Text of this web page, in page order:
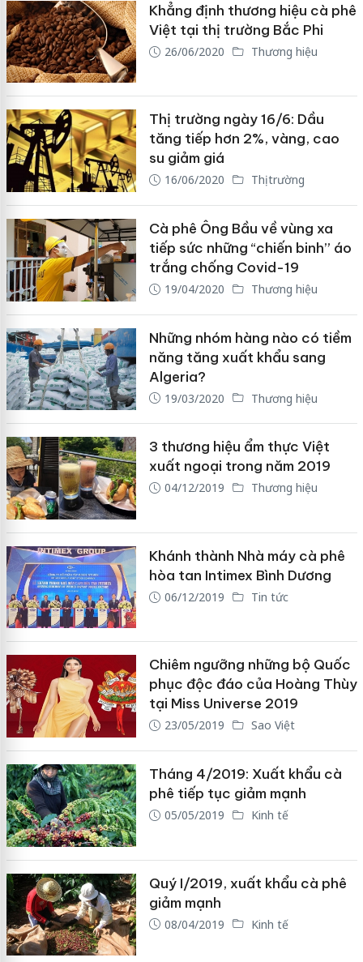
Khẳng định thương hiệu cà phê
Việt tại thị trường Bắc Phi
26/06/2020 Thương hiệu
Thị trường ngày 16/6: Dầu
tăng tiếp hơn 2%, vàng, cao
su giảm giá
16/06/2020 Thị trường
Cà phê Ông Bầu về vùng xa
tiếp sức những “chiến binh” áo
trắng chống Covid-19
19/04/2020 Thương hiệu
Những nhóm hàng nào có tiềm
năng tăng xuất khẩu sang
Algeria?
19/03/2020 Thương hiệu
3 thương hiệu ẩm thực Việt
xuất ngoại trong năm 2019
04/12/2019 Thương hiệu
Khánh thành Nhà máy cà phê
hòa tan Intimex Bình Dương
06/12/2019 Tin tức
Chiêm ngưỡng những bộ Quốc
phục độc đáo của Hoàng Thùy
tại Miss Universe 2019
23/05/2019 Sao Việt
Tháng 4/2019: Xuất khẩu cà
phê tiếp tục giảm mạnh
05/05/2019 Kinh tế
Quý I/2019, xuất khẩu cà phê
giảm mạnh
08/04/2019 Kinh tế